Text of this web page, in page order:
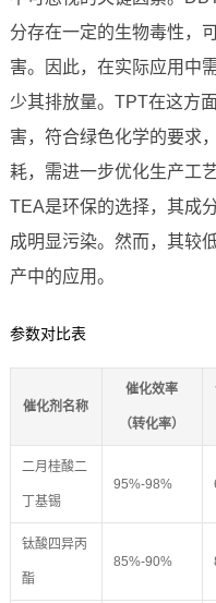
分存在一定的生物毒性，
害。因此，在实际应用中
少其排放量。TPT在这方
害，符合绿色化学的要求
耗，需进一步优化生产工
TEA是环保的选择，其成
成明显污染。然而，其较
产中的应用。
参数对比表
催化剂名称
催化效率
（转化率）
二月桂酸二
丁基锡
95%-98%
钛酸四异丙
酯
85%-90%